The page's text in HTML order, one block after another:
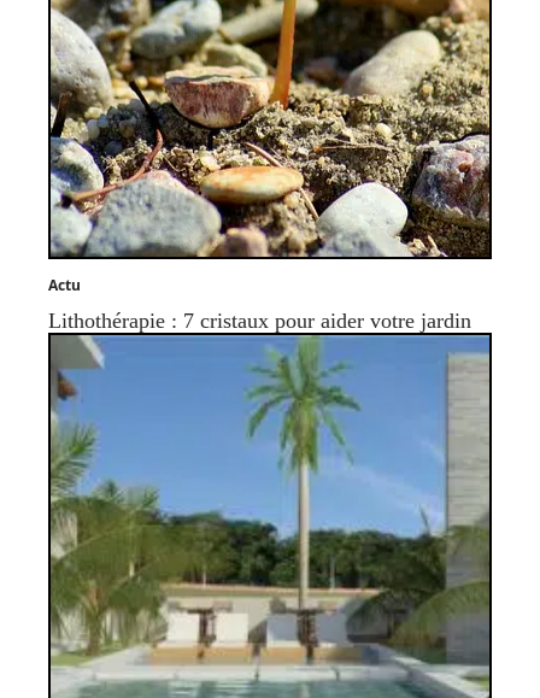
Actu
Lithothérapie : 7 cristaux pour aider votre jardin